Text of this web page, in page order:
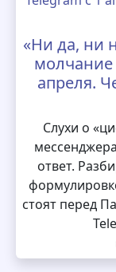
«Ни да, ни
молчание
апреля.
Слухи о
ответ.
стоят перед